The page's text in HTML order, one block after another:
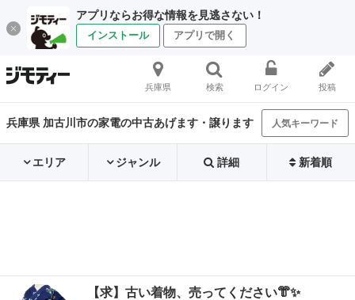
アプリならお得な情報を見逃さない！
インストール アプリで開く
兵庫県 検索 ログイン 投稿
兵庫県 加古川市の家電の中古あげます・譲ります 人気キーワード
エリア ジャンル 詳細 新着順
【求】古い着物、売ってください👘✨